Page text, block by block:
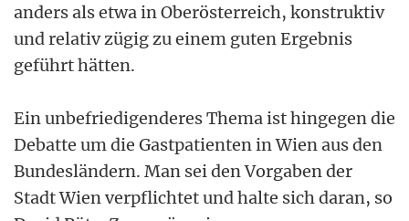
anders als etwa in Oberösterreich, konstruktiv
und relativ zügig zu einem guten Ergebnis
geführt hätten.
Ein unbefriedigenderes Thema ist hingegen die
Debatte um die Gastpatienten in Wien aus den
Bundesländern. Man sei den Vorgaben der
Stadt Wien verpflichtet und halte sich daran, so